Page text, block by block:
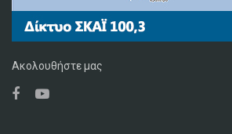
Ακολουθήστε μας